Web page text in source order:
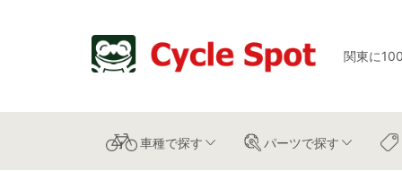
関東に
車種で探す パーツで探す